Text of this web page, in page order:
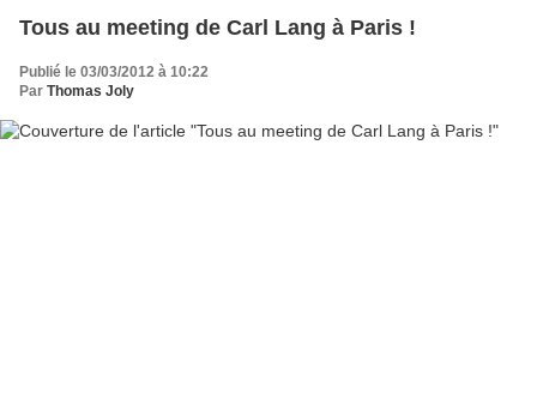
Tous au meeting de Carl Lang à Paris !
Publié le 03/03/2012 à 10:22
Par Thomas Joly